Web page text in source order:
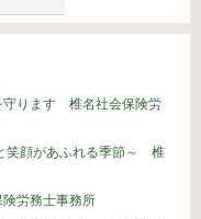
守ります 椎名社会保険労
笑顔があふれる季節～ 椎
労務士事務所